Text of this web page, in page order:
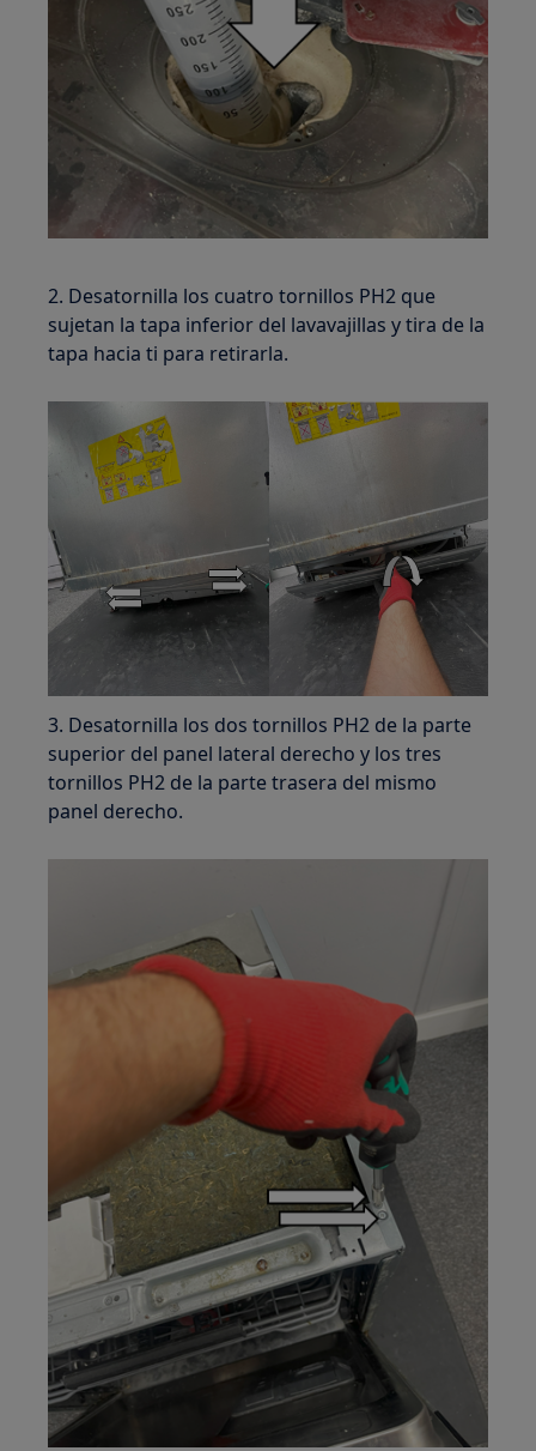
2. Desatornilla los cuatro tornillos PH2 que
sujetan la tapa inferior del lavavajillas y tira de la
tapa hacia ti para retirarla.
3. Desatornilla los dos tornillos PH2 de la parte
superior del panel lateral derecho y los tres
tornillos PH2 de la parte trasera del mismo
panel derecho.